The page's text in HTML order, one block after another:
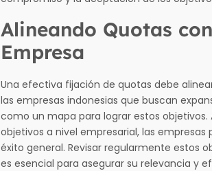
Alineando Quotas
Empresa
Una efectiva fijación de quotas debe
las empresas indonesias que buscan
como un mapa para lograr estos objetivos.
objetivos a nivel empresarial, las
éxito general. Revisar regularmente estos
es esencial para asegurar su relevancia y